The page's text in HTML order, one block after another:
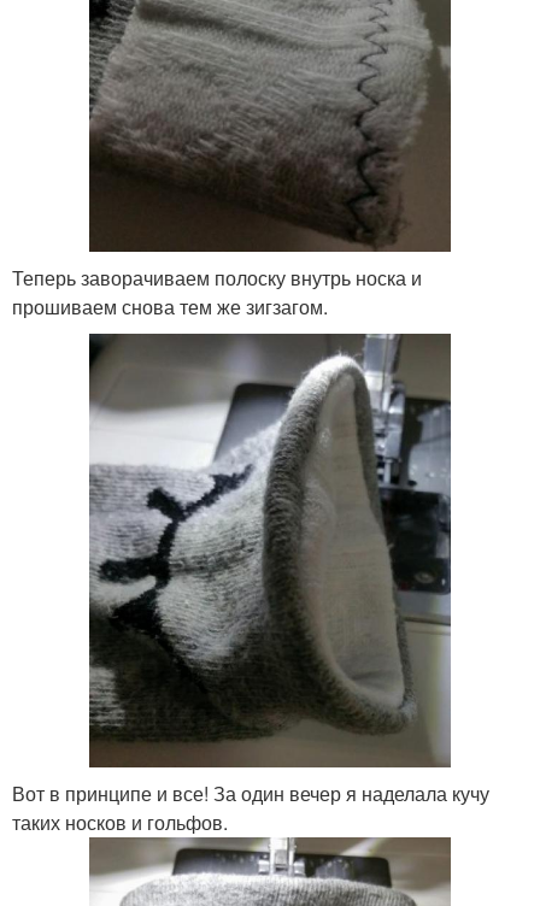
Теперь заворачиваем полоску внутрь носка и
прошиваем снова тем же зигзагом.
Вот в принципе и все! За один вечер я наделала кучу
таких носков и гольфов.